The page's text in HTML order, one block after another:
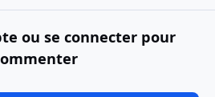
ou se connecter pour